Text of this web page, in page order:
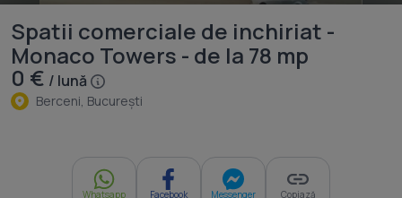
Spatii comerciale de inchiriat -
Monaco Towers - de la 78 mp
0 € / lună
Berceni, Bucureşti
Whatsapp Facebook Messenger Copiază